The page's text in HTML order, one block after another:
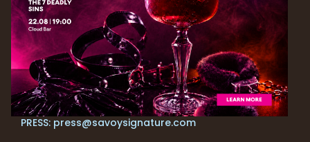
RESERVAS
+ 351 291 213 092*
| reservations.next@savoysignature.com
TRADE: sales@savoysignature.com
PRESS: press@savoysignature.com